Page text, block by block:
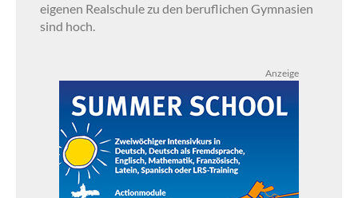
eigenen Realschule zu den beruflichen Gymnasien
sind hoch.
Anzeige